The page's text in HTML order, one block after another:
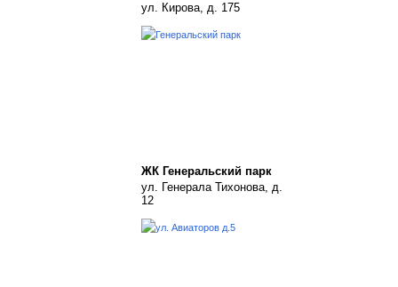
ул. Кирова, д. 175
ЖК Генеральский парк
ул. Генерала Тихонова, д.
12